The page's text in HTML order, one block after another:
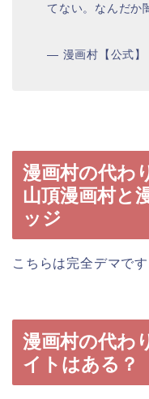
てない。なんだか
— 漫画村【公式
漫画村の代わ
山頂漫画村と
ッジ
こちらは完全デマで
漫画村の代わ
イトはある？